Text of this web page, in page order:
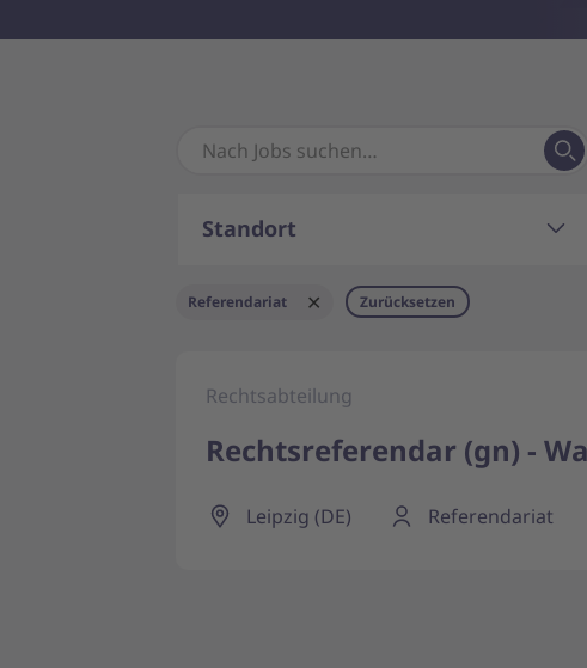
Standort
Referendariat ✕ Zurücksetzen
Rechtsabteilung
Rechtsreferendar (gn) -
Leipzig (DE) Referendariat